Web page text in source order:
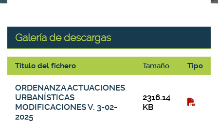
Galería de descargas
Título del fichero Tamaño Tipo
ORDENANZA ACTUACIONES
URBANÍSTICAS
MODIFICACIONES V. 3-02-
2025
2316.14
KB